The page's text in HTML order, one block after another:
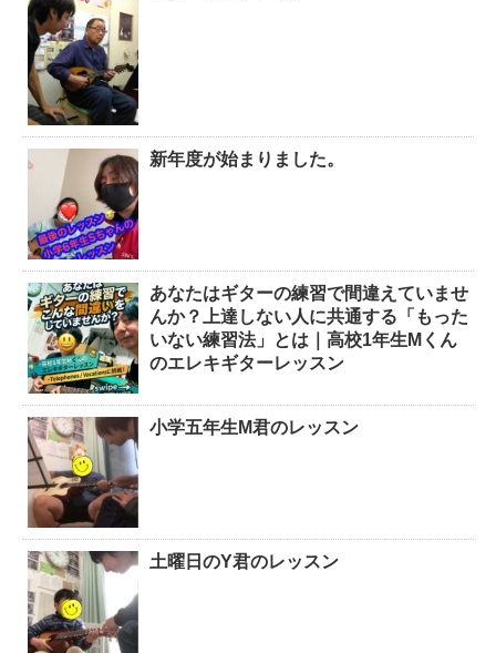
新年度が始まりました。
あなたはギターの練習で間違えていませ
んか？上達しない人に共通する「もった
いない練習法」とは｜高校1年生Mくん
のエレキギターレッスン
小学五年生M君のレッスン
土曜日のY君のレッスン